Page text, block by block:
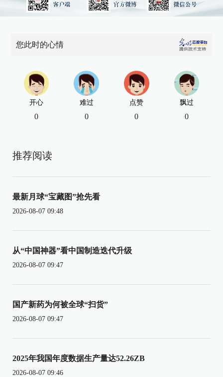
您此时的心情
开心
0
难过
0
点赞
0
飘过
0
推荐阅读
最新月球“宝藏图”抢先看
2026-08-07 09:48
从“中国神器”看中国制造迭代升级
2026-08-07 09:47
国产新药为何被全球“扫货”
2026-08-07 09:47
2025年我国年度数据生产量达52.26ZB
2026-08-07 09:46